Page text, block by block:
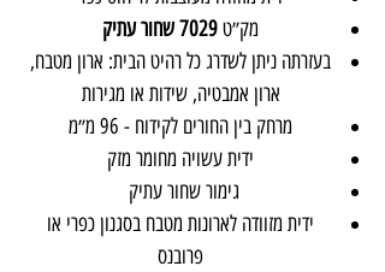
מק״ט7029 שחור עתיק
בעזרתה ניתן לשדרג כל רהיט הבית: ארון מטבח,
ארון אמבטיה, שידות או מגירות
מרחק בין החורים לקידוח - 96 מ״מ
ידית עשויה מחומר מזק
גימור שחור עתיק
ידית מזוודה לארונות מטבח בסגנון כפרי או
פרובנס